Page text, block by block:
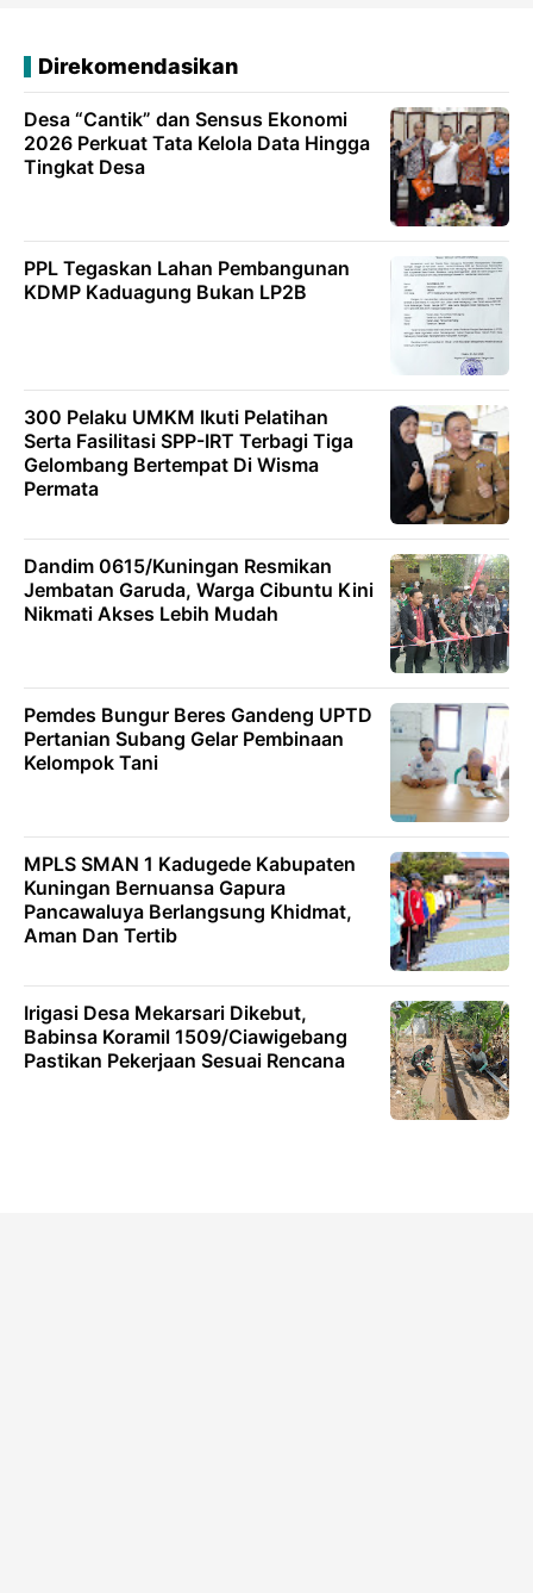
Direkomendasikan
Desa “Cantik” dan Sensus Ekonomi
2026 Perkuat Tata Kelola Data Hingga
Tingkat Desa
PPL Tegaskan Lahan Pembangunan
KDMP Kaduagung Bukan LP2B
300 Pelaku UMKM Ikuti Pelatihan
Serta Fasilitasi SPP-IRT Terbagi Tiga
Gelombang Bertempat Di Wisma
Permata
Dandim 0615/Kuningan Resmikan
Jembatan Garuda, Warga Cibuntu Kini
Nikmati Akses Lebih Mudah
Pemdes Bungur Beres Gandeng UPTD
Pertanian Subang Gelar Pembinaan
Kelompok Tani
MPLS SMAN 1 Kadugede Kabupaten
Kuningan Bernuansa Gapura
Pancawaluya Berlangsung Khidmat,
Aman Dan Tertib
Irigasi Desa Mekarsari Dikebut,
Babinsa Koramil 1509/Ciawigebang
Pastikan Pekerjaan Sesuai Rencana